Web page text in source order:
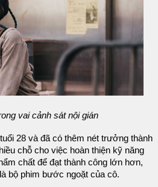
vai cảnh sát nội gián
28 và đã có thêm nét trưởng thành
chỗ cho việc hoàn thiện kỹ năng
chất để đạt thành công lớn hơn,
bộ phim bước ngoặt của cô.